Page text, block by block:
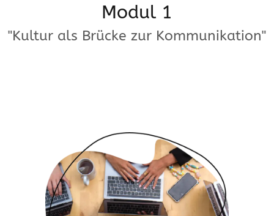
Modul 1
"Kultur als Brücke zur Kommunikation"